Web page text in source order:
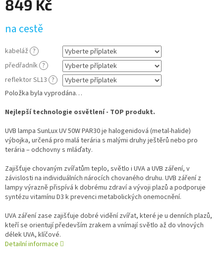
849 Kč
cena:
na cestě
kabeláž ?
předřadník ?
reflektor SL13 ?
Položka byla vyprodána…
Nejlepší technologie osvětlení - TOP produkt.
UVB lampa SunLux UV 50W PAR30 je halogenidová (metal-halide)
výbojka, určená pro malá terária s malými druhy ještěrů nebo pro
terária – odchovny s mláďaty.
Zajišťuje chovaným zvířatům teplo, světlo i UVA a UVB záření, v
závislosti na individuálních nárocích chovaného druhu. UVB záření z
lampy výrazně přispívá k dobrému zdraví a vývoji plazů a podporuje
syntézu vitamínu D3 k prevenci metabolických onemocnění.
UVA záření zase zajišťuje dobré vidění zvířat, které je u denních plazů,
kteří se orientují především zrakem a vnímají světlo až do vlnových
délek UVA, klíčové.
Detailní informace